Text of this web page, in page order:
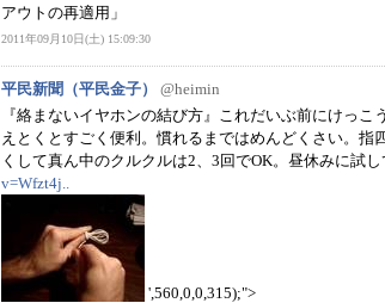
アウトの再適用」
2011年09月10日(土) 15:09:30
平民新聞（平民金子）
@heimin
『絡まないイヤホンの結び方』これだいぶ前にけっ
えとくとすごく便利。慣れるまではめんどくさい。
くして真ん中のクルクルは2、3回でOK。昼休みに試し
v=Wfzt4j..
',560,0,0,315);">